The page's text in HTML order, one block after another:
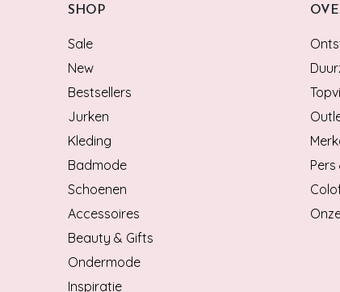
SHOP
Sale
New
Bestsellers
Jurken
Kleding
Badmode
Schoenen
Accessoires
Beauty & Gifts
Ondermode
Inspiratie